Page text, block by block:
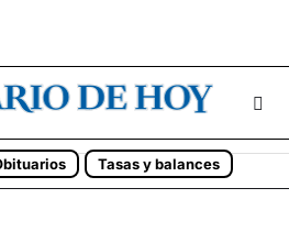
Tasas y balances